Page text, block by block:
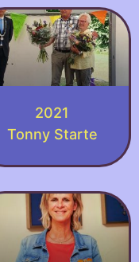
2021
Tonny Starte